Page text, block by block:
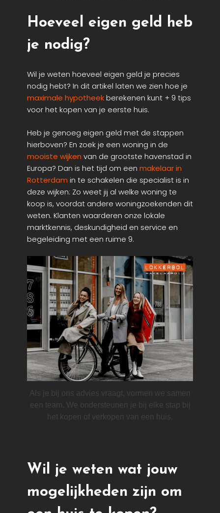
Hoeveel eigen geld heb
je nodig?
Wil je weten hoeveel eigen geld je precies
nodig hebt? In dit artikel laten we zien hoe je
maximale hypotheekberekenen kunt + 9 tips
voor het kopen van je eerste huis.
Heb je genoeg eigen geld met de stappen
hierboven? En zoek je een woning in de
mooiste wijken van de grootste havenstad in
Europa? Dan is het tijd om een makelaar in
Rotterdam in te schakelen die specialist is in
deze wijken: Zo weet jij al welke woning te
koop is, voordat andere woningzoekenden dit
weten. Klanten waarderen onze lokale
marktkennis, deskundigheid en service en
begeleiding met een ruime 9.
Als je bij ons advies vraagt, vormen we samen
een team. We ondersteunen je bij elke stap bij
het kopen of verkopen van een huis.
Wil je weten wat jouw
mogelijkheden zijn om